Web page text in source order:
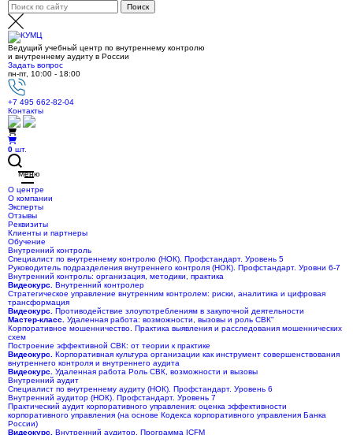
Ведущий учебный центр по внутреннему контролю
и внутреннему аудиту в России
Задать вопрос
пн-пт, 10:00 - 18:00
+7 495 662-82-04
Контакты
0 шт.
Меню
О центре
О компании
Эксперты
Отзывы
Реквизиты
Клиенты и партнеры
Обучение
Внутренний контроль
Специалист по внутреннему контролю (НОК). Профстандарт. Уровень 5
Руководитель подразделения внутреннего контроля (НОК). Профстандарт. Уровни 6-7
Внутренний контроль: организация, методики, практика
Видеокурс.
Внутренний контролер
Стратегическое управление внутренним контролем: риски, аналитика и цифровая
трансформация
Видеокурс.
Противодействие злоупотреблениям в закупочной деятельности
Мастер-класс.
Удаленная работа: возможности, вызовы и роль СВК"
Корпоративное мошенничество. Практика выявления и расследования мошеннических
схем
Построение эффективной СВК: от теории к практике
Видеокурс.
Корпоративная культура организации как инструмент совершенствования
внутреннего контроля и внутреннего аудита
Видеокурс.
Удаленная работа Роль СВК, возможности и вызовы
Внутренний аудит
Специалист по внутреннему аудиту (НОК). Профстандарт. Уровень 6
Внутренний аудитор (НОК). Профстандарт. Уровень 7
Практический аудит корпоративного управления: оценка эффективности
корпоративного управления (на основе Кодекса корпоративного управления Банка
России)
Видеокурс.
Внутренний аудитор. Программа ICFM